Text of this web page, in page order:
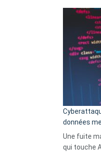
données
Une fuite
qui touche